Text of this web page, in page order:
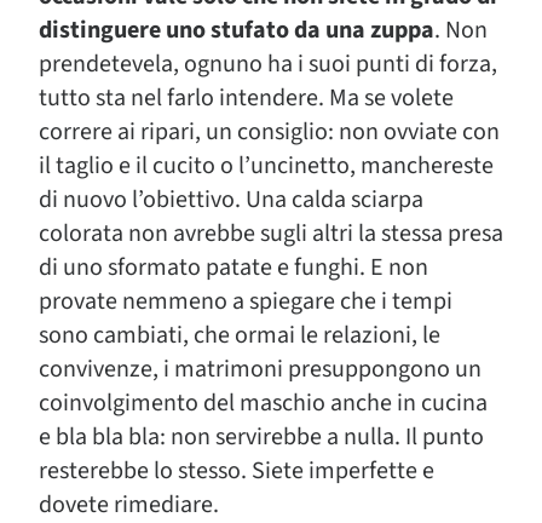
distinguere uno stufato da una zuppa. Non
prendetevela, ognuno ha i suoi punti di forza,
tutto sta nel farlo intendere. Ma se volete
correre ai ripari, un consiglio: non ovviate con
il taglio e il cucito o l’uncinetto, manchereste
di nuovo l’obiettivo. Una calda sciarpa
colorata non avrebbe sugli altri la stessa presa
di uno sformato patate e funghi. E non
provate nemmeno a spiegare che i tempi
sono cambiati, che ormai le relazioni, le
convivenze, i matrimoni presuppongono un
coinvolgimento del maschio anche in cucina
e bla bla bla: non servirebbe a nulla. Il punto
resterebbe lo stesso. Siete imperfette e
dovete rimediare.